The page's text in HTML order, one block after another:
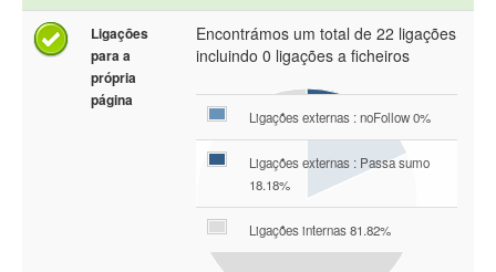
Ligações
para a
própria
página
Encontrámos um total de 22 ligações
incluindo 0 ligações a ficheiros
Ligações externas : noFollow 0%
Ligações externas : Passa sumo
18.18%
Ligações internas 81.82%